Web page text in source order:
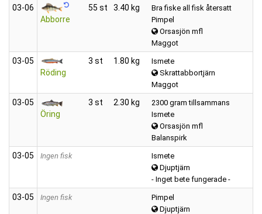
03‑06
Abborre
55 st 3.40 kg
Bra fiske all fisk återsatt
Pimpel
Orsasjön mfl
Maggot
03‑05
Röding
3 st 1.80 kg
Ismete
Skrattabbortjärn
Maggot
03‑05
Öring
3 st 2.30 kg
2300 gram tillsammans
Ismete
Orsasjön mfl
Balanspirk
03‑05 Ingen fisk
Ismete
Djuptjärn
- Inget bete fungerade -
03‑05 Ingen fisk
Pimpel
Djuptjärn